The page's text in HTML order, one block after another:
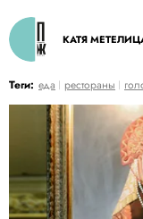
КАТЯ
Теги: еда рестораны